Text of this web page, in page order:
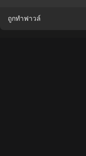
ถูกทำฟาวล์